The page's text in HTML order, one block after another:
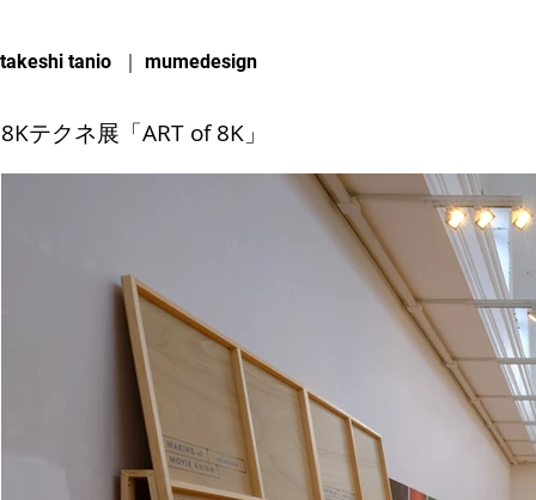
takeshi tanio ｜ mumedesign
8Kテクネ展「ART of 8K」